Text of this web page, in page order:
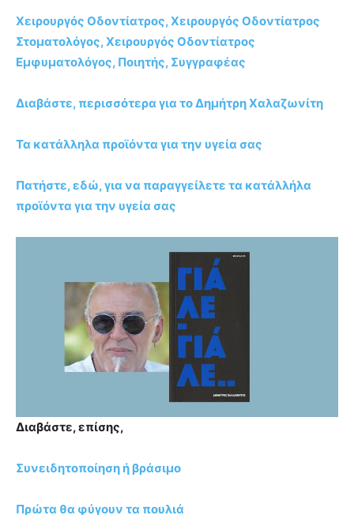
Χειρουργός Οδοντίατρος, Χειρουργός Οδοντίατρος
Στοματολόγος, Χειρουργός Οδοντίατρος
Εμφυματολόγος, Ποιητής, Συγγραφέας
Διαβάστε, περισσότερα για το Δημήτρη Χαλαζωνίτη
Τα κατάλληλα προϊόντα για την υγεία σας
Πατήστε, εδώ, για να παραγγείλετε τα κατάλλήλα
προϊόντα για την υγεία σας
Διαβάστε, επίσης,
Συνειδητοποίηση ή βράσιμο
Πρώτα θα φύγουν τα πουλιά